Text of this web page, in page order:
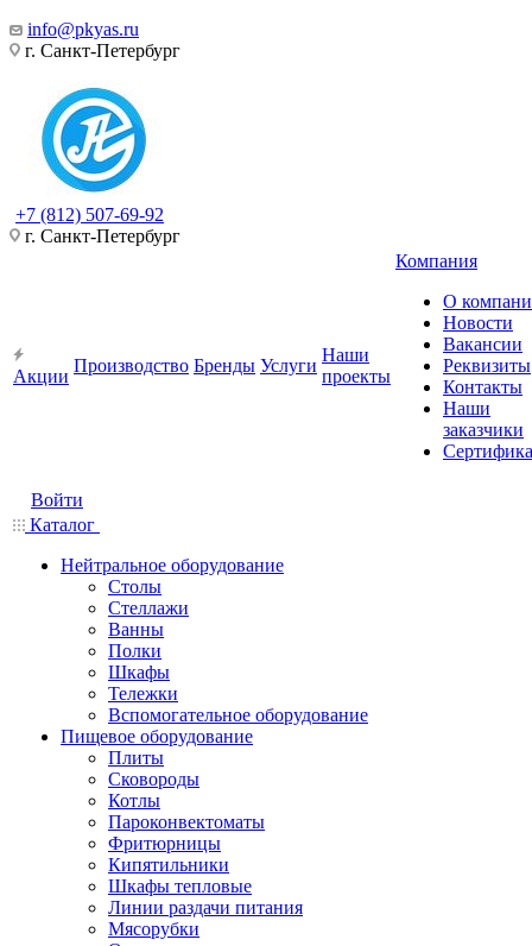
info@pkyas.ru
г. Санкт-Петербург
+7 (812) 507-69-92
г. Санкт-Петербург
Акции
Производство Бренды Услуги
Наши
проекты
Компания
О
Новости
Вакансии
Реквизиты
Контакты
Наши
заказчики
Войти
Каталог
Нейтральное оборудование
Столы
Стеллажи
Ванны
Полки
Шкафы
Тележки
Вспомогательное оборудование
Пищевое оборудование
Плиты
Сковороды
Котлы
Пароконвектоматы
Фритюрницы
Кипятильники
Шкафы тепловые
Линии раздачи питания
Мясорубки